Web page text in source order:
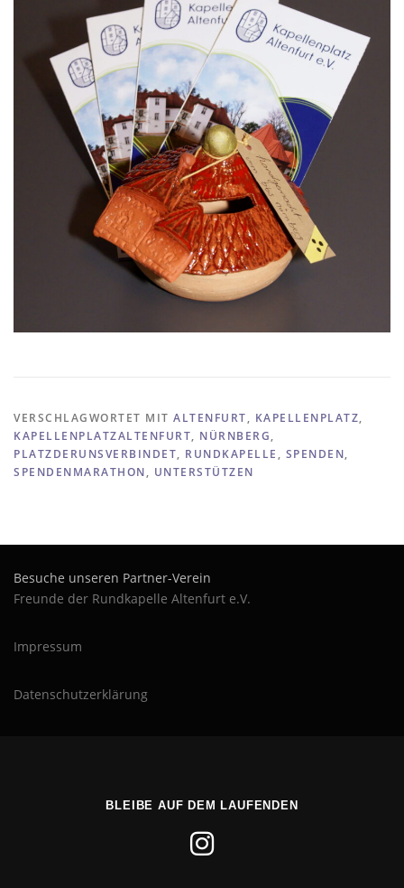
VERSCHLAGWORTET MIT ALTENFURT, KAPELLENPLATZ,
KAPELLENPLATZALTENFURT, NÜRNBERG,
PLATZDERUNSVERBINDET, RUNDKAPELLE , SPENDEN,
SPENDENMARATHON, UNTERSTÜTZEN
Besuche unseren Partner-Verein
Freunde der Rundkapelle Altenfurt e.V.
Impressum
Datenschutzerklärung
BLEIBE AUF DEM LAUFENDEN